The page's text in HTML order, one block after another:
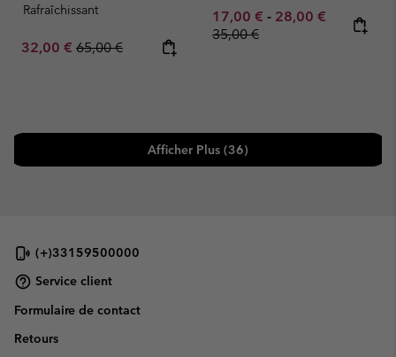
Rafraîchissant
Sale price:
32,00 € Regular price:
65,00 €
Minimum sale price:
17,00 € - Maximum sale
28,00 € Regular
35,00 €
Afficher Plus (36)
(+)33159500000
Service client
Formulaire de contact
Retours